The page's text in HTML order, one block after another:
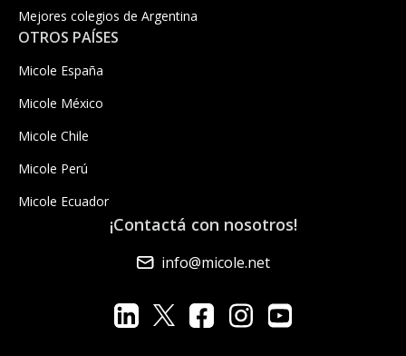
Mejores colegios de Argentina
OTROS PAÍSES
Micole España
Micole México
Micole Chile
Micole Perú
Micole Ecuador
¡Contactá con nosotros!
info@micole.net